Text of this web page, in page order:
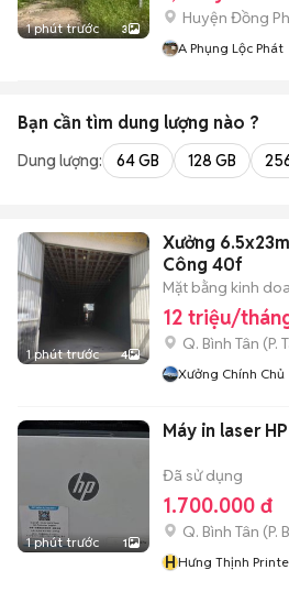
1 phút trước 3
Huyện Đồng
A Phụng Lộc Phát
Bạn cần tìm dung lượng nào ?
Dung lượng: 64 GB 128 GB
1 phút trước 4
Xưởng
Công 40f
Mặt bằng kinh
12 triệu/
Q. Bình Tân (P.
Xưởng Chính Chủ
1 phút trước 1
Máy in laser
Đã sử dụng
1.700.000 đ
Q. Bình Tân (P.
HHưng Thịnh